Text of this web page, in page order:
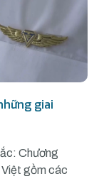
giai
Chương
Việt gồm các